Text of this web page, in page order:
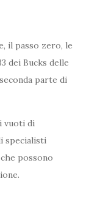
il passo zero, le
dei Bucks delle
parte di
vuoti di
specialisti
possono